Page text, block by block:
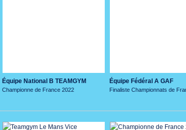
Équipe National B TEAMGYM
Championne de France 2022
Équipe Fédéral A GAF
Finaliste Championnats de